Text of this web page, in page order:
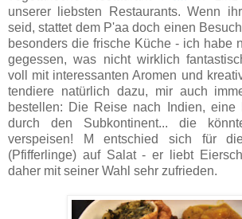
unserer liebsten Restaurants. Wenn
seid, stattet dem P'aa doch einen
besonders die frische Küche - ich habe
gegessen, was nicht wirklich
voll mit interessanten Aromen und
tendiere natürlich dazu, mir auch
bestellen: Die Reise nach Indien, eine
durch den Subkontinent... die
verspeisen! M entschied sich für die
(Pfifferlinge) auf Salat - er liebt
daher mit seiner Wahl sehr zufrieden.